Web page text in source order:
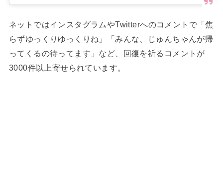
ネットではインスタグラムやTwitterへのコメントで「焦
らずゆっくりゆっくりね」「みんな、じゅんちゃんが帰
ってくるの待ってます」など、回復を祈るコメントが
3000件以上寄せられています。